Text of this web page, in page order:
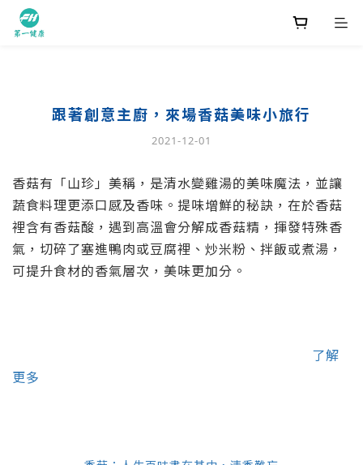
跟著創意主廚，來場香菇美味小旅行
2021-12-01
香菇有「山珍」美稱，是清水變雞湯的美味魔法，並讓
蔬食料理更添口感及香味。提味增鮮的秘訣，在於香菇
裡含有香菇酸，遇到高溫會分解成香菇精，揮發特殊香
氣，切碎了塞進鴨肉或豆腐裡、炒米粉、拌飯或煮湯，
可提升食材的香氣層次，美味更加分。
了解
更多